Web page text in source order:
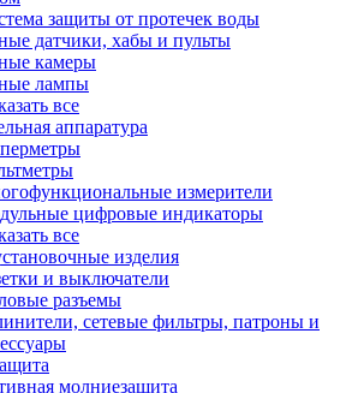
защиты от протечек воды
датчики, хабы и пульты
камеры
лампы
все
аппаратура
измерители
цифровые индикаторы
все
изделия
и выключатели
разъемы
сетевые фильтры, патроны и
молниезащита